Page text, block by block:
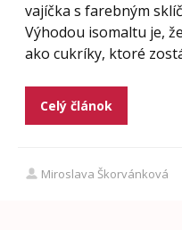
vajíčka s farebným
Výhodou isomaltu je,
ako cukríky, ktoré
Celý článok
Miroslava Škorvánková